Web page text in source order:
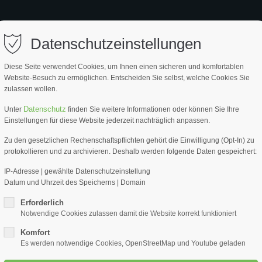
dolor sit amet:
/ 365days
support for our customers
8:00am - 5:00pm
Cybersteel Inc.
376-293 City Road, Suite 600
Have any questions?
Drop us a line
PRODUKTE SERVICE PARTNER
M 14
Korb-
ARTIKEL NR.
Datenschutzeinstellungen
Diese Seite verwendet Cookies, um Ihnen einen sicheren und komfortablen
Website-Besuch zu ermöglichen. Entscheiden Sie selbst, welche Cookies Sie
zulassen wollen.
Unter Datenschutz finden Sie weitere Informationen oder können Sie Ihre
Einstellungen für diese Website jederzeit nachträglich anpassen.
Zu den gesetzlichen Rechenschaftspflichten gehört die Einwilligung (Opt-In) zu
protokollieren und zu archivieren. Deshalb werden folgende Daten gespeichert:
IP-Adresse | gewählte Datenschutzeinstellung
Datum und Uhrzeit des Speicherns | Domain
Erforderlich
Notwendige Cookies zulassen damit die Website korrekt funktioniert
Komfort
Es werden notwendige Cookies, OpenStreetMap und Youtube geladen